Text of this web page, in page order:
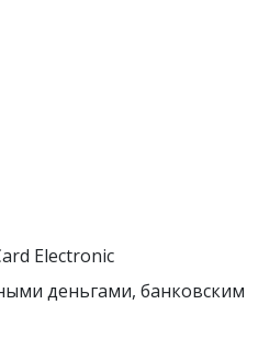
Electronic
деньгами, банковским